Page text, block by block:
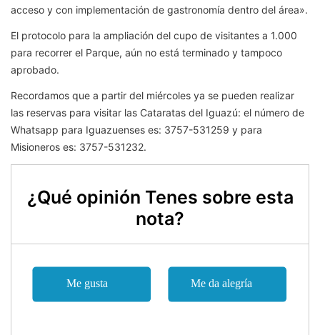
acceso y con implementación de gastronomía dentro del área».
El protocolo para la ampliación del cupo de visitantes a 1.000
para recorrer el Parque, aún no está terminado y tampoco
aprobado.
Recordamos que a partir del miércoles ya se pueden realizar
las reservas para visitar las Cataratas del Iguazú: el número de
Whatsapp para Iguazuenses es: 3757-531259 y para
Misioneros es: 3757-531232.
¿Qué opinión Tenes sobre esta
nota?